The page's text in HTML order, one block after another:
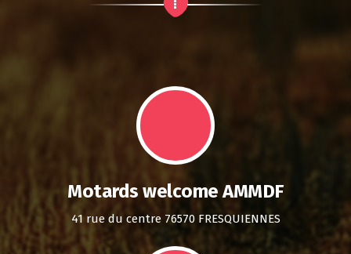
Motards welcome AMMDF
41 rue du centre 76570 FRESQUIENNES